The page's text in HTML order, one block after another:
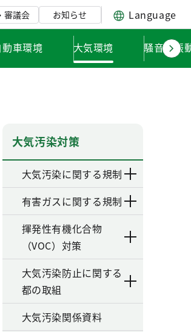
審議会 お知らせ Language
動車環境 大気環境 騒音・振
大気汚染対策
大気汚染に関する規制
有害ガスに関する規制
揮発性有機化合物
（VOC）対策
大気汚染防止に関する
都の取組
大気汚染関係資料